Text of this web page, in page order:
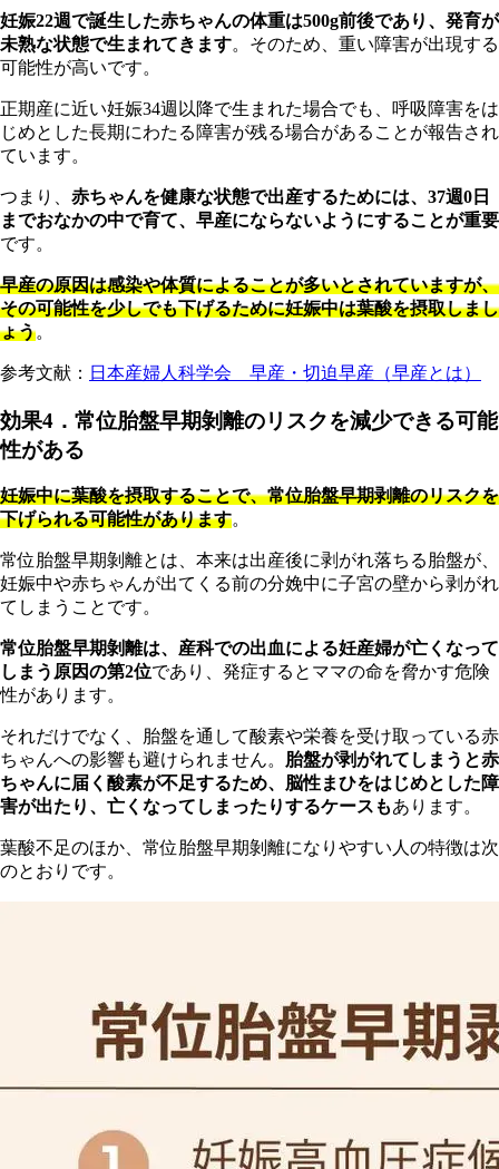
妊娠22週で誕生した赤ちゃんの体重は500g前後であり、発育が
未熟な状態で生まれてきます。そのため、重い障害が出現する
可能性が高いです。
正期産に近い妊娠34週以降で生まれた場合でも、呼吸障害をは
じめとした長期にわたる障害が残る場合があることが報告され
ています。
つまり、 赤ちゃんを健康な状態で出産するためには、37週0日
までおなかの中で育て、早産にならないようにすることが重要
です。
早産の原因は感染や体質によることが多いとされていますが、
その可能性を少しでも下げるために妊娠中は葉酸を摂取しまし
ょう。
参考文献： 日本産婦人科学会 早産・切迫早産（早産とは）
効果4．常位胎盤早期剝離のリスクを減少できる可能
性がある
妊娠中に葉酸を摂取することで、常位胎盤早期剥離のリスクを
下げられる可能性があります。
常位胎盤早期剝離とは、本来は出産後に剥がれ落ちる胎盤が、
妊娠中や赤ちゃんが出てくる前の分娩中に子宮の壁から剥がれ
てしまうことです。
常位胎盤早期剝離は、産科での出血による妊産婦が亡くなって
しまう原因の第2位であり、発症するとママの命を脅かす危険
性があります。
それだけでなく、胎盤を通して酸素や栄養を受け取っている赤
ちゃんへの影響も避けられません。 胎盤が剥がれてしまうと赤
ちゃんに届く酸素が不足するため、脳性まひをはじめとした障
害が出たり、亡くなってしまったりするケースもあります。
葉酸不足のほか、常位胎盤早期剝離になりやすい人の特徴は次
のとおりです。